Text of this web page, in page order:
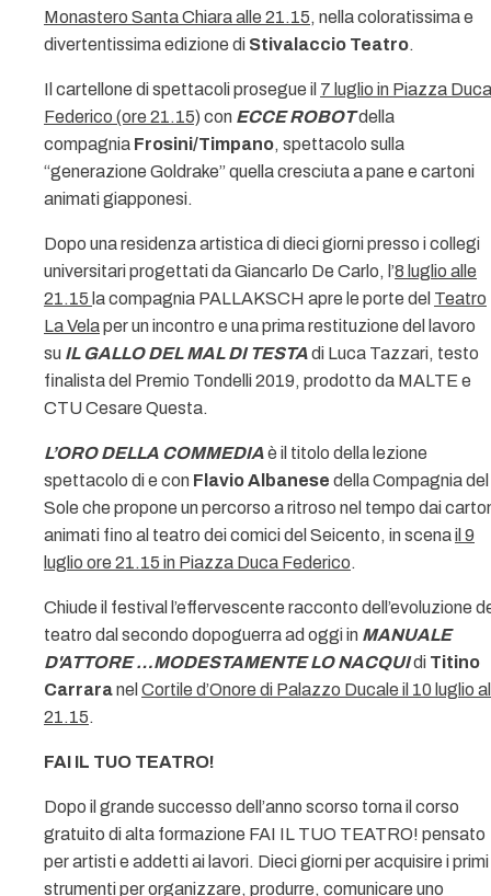
Monastero Santa Chiara alle 21.15, nella coloratissima e
divertentissima edizione di Stivalaccio Teatro.
Il cartellone di spettacoli prosegue il 7 luglio in Piazza Duca
Federico (ore 21.15) con ECCE ROBOTdella
compagnia Frosini/Timpano, spettacolo sulla
“generazione Goldrake” quella cresciuta a pane e cartoni
animati giapponesi.
Dopo una residenza artistica di dieci giorni presso i collegi
universitari progettati da Giancarlo De Carlo, l’8 luglio alle
21.15 la compagnia PALLAKSCH apre le porte del Teatro
La Velaper un incontro e una prima restituzione del lavoro
su IL GALLO DEL MAL DI TESTAdi Luca Tazzari, testo
finalista del Premio Tondelli 2019, prodotto da MALTE e
CTU Cesare Questa.
L’ORO DELLA COMMEDIAè il titolo della lezione
spettacolo di e con Flavio Albanese della Compagnia del
Sole che propone un percorso a ritroso nel tempo dai
animati fino al teatro dei comici del Seicento, in scenail 9
luglio ore 21.15 in Piazza Duca Federico.
Chiude il festival l’effervescente racconto dell’evoluzione
teatro dal secondo dopoguerra ad oggi in MANUALE
D'ATTORE …MODESTAMENTE LO NACQUIdi Titino
Carraranel Cortile d’Onore di Palazzo Ducale il 10 luglio
21.15.
FAI IL TUO TEATRO!
Dopo il grande successo dell’anno scorso torna il corso
gratuito di alta formazione FAI IL TUO TEATRO! pensato
per artisti e addetti ai lavori. Dieci giorni per acquisire i primi
strumenti per organizzare, produrre, comunicare uno